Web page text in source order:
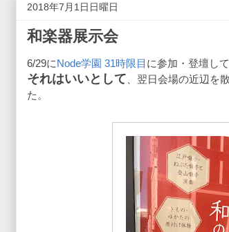
2018年7月1日日曜日
和楽器展示会
6/29にNode学園 31時限目 に参加・登壇し
それはいいとして 、翌日会場の近辺を
た。